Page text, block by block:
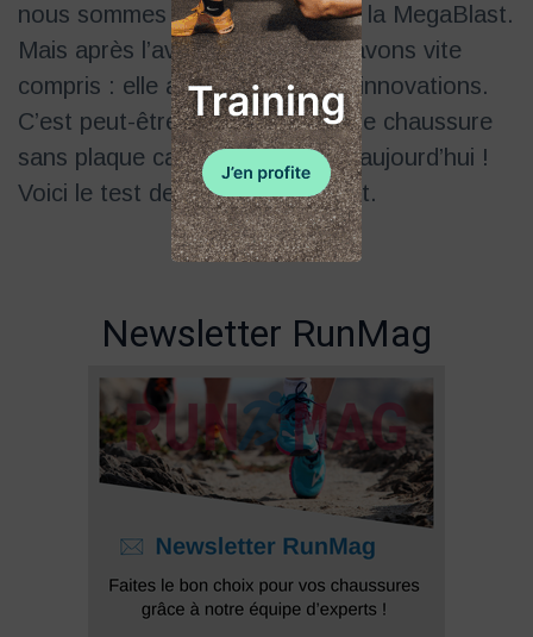
nous sommes dit en découvrant la MegaBlast.
Mais après l’avoir testée, nous avons vite
compris : elle apporte de vraies innovations.
C’est peut-être même la meilleure chaussure
sans plaque carbone disponible aujourd’hui !
Voici le test des Asics MegaBlast.
Newsletter RunMag